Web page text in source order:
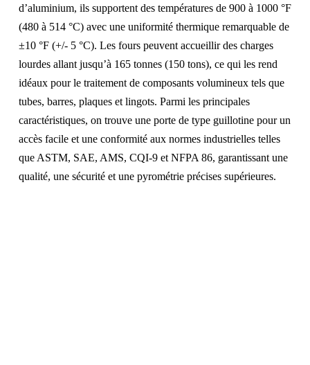
d’aluminium, ils supportent des températures de 900 à 1000 °F
(480 à 514 °C) avec une uniformité thermique remarquable de
±10 °F (+/- 5 °C). Les fours peuvent accueillir des charges
lourdes allant jusqu’à 165 tonnes (150 tons), ce qui les rend
idéaux pour le traitement de composants volumineux tels que
tubes, barres, plaques et lingots. Parmi les principales
caractéristiques, on trouve une porte de type guillotine pour un
accès facile et une conformité aux normes industrielles telles
que ASTM, SAE, AMS, CQI-9 et NFPA 86, garantissant une
qualité, une sécurité et une pyrométrie précises supérieures.